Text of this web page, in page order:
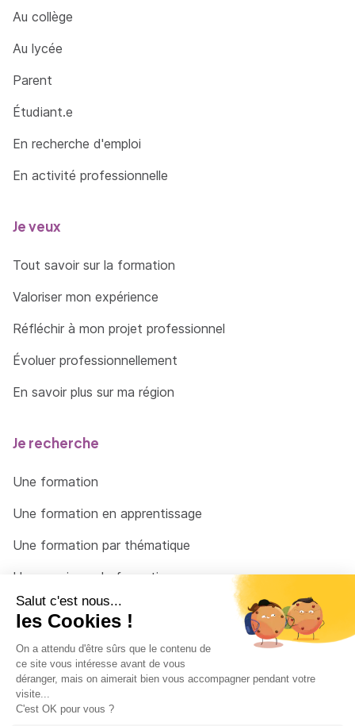
Au collège
Au lycée
Parent
Étudiant.e
En recherche d'emploi
En activité professionnelle
Je veux
Tout savoir sur la formation
Valoriser mon expérience
Réfléchir à mon projet professionnel
Évoluer professionnellement
En savoir plus sur ma région
Je recherche
Une formation
Une formation en apprentissage
Une formation par thématique
Un organisme de formation
Un conseiller